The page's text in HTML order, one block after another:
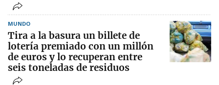
MUNDO
Tira a la basura un billete de
lotería premiado con un millón
de euros y lo recuperan entre
seis toneladas de residuos